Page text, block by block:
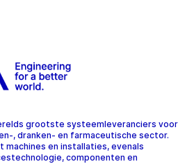
grootste systeemleveranciers voor
, dranken- en farmaceutische sector.
en installaties, evenals
componenten en